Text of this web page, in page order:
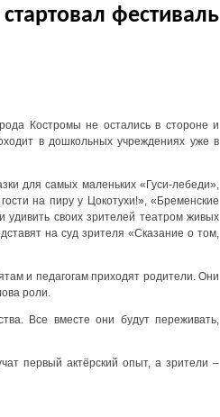
фестиваль
Костромы не остались в стороне и
в дошкольных учреждениях уже в
для самых маленьких «Гуси-лебеди»,
на пиру у Цокотухи!», «Бременские
своих зрителей театром живых
на суд зрителя «Сказание о том,
и педагогам приходят родители. Они
роли.
Все вместе они будут переживать,
первый актёрский опыт, а зрители –